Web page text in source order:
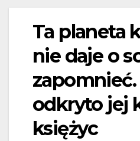
Ta planeta
nie daje o
zapomnieć.
odkryto jej
księżyc